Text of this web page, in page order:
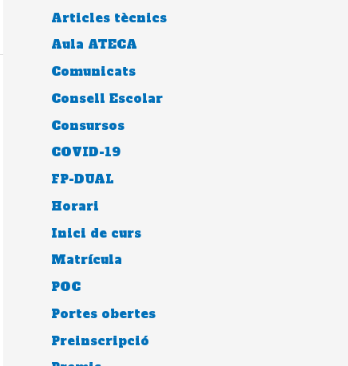
Articles tècnics
Aula ATECA
Comunicats
Consell Escolar
Consursos
COVID-19
FP-DUAL
Horari
Inici de curs
Matrícula
POC
Portes obertes
Preinscripció